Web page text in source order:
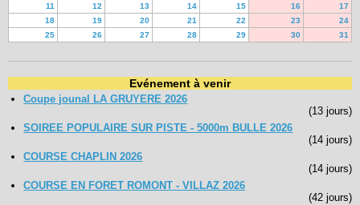
11
12 13 14 15 16
17
18
19 20 21 22 23
24
25
26 27 28 29 30 31
Evénement à venir
Coupe jounal LA GRUYERE 2026
(13 jours)
SOIREE POPULAIRE SUR PISTE - 5000m BULLE 2026
(14 jours)
COURSE CHAPLIN 2026
(14 jours)
COURSE EN FORET ROMONT - VILLAZ 2026
(42 jours)